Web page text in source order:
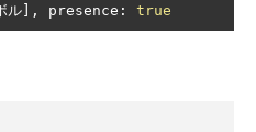
ル], presence : true